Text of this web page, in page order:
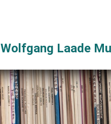
Wolfgang Laade